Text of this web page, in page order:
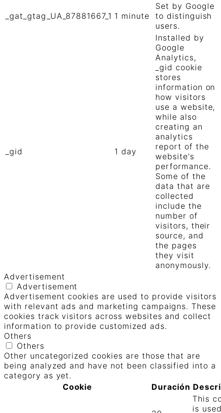
_gat_gtag_UA_87881667_1 1 minute
Set by Google
to distinguish
users.
_gid 1 day
Installed by
Google
Analytics,
_gid cookie
stores
information on
how visitors
use a website,
while also
creating an
analytics
report of the
website's
performance.
Some of the
data that are
collected
include the
number of
visitors, their
source, and
the pages
they visit
anonymously.
Advertisement
Advertisement
Advertisement cookies are used to provide visitors
with relevant ads and marketing campaigns. These
cookies track visitors across websites and collect
information to provide customized ads.
Others
Others
Other uncategorized cookies are those that are
being analyzed and have not been classified into a
category as yet.
Cookie
Duración
This
is